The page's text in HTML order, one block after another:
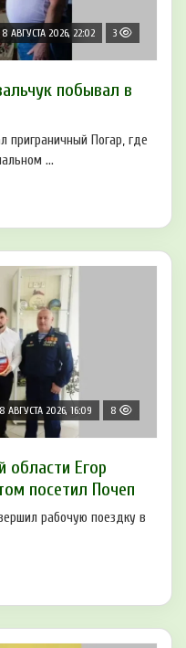
8 АВГУСТА 2026, 22:02 3
побывал в
Погар, где
...
8 АВГУСТА 2026, 16:09 8
области Егор
посетил Почеп
рабочую поездку в